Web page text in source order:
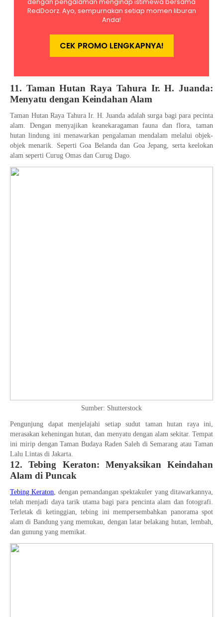
11. Taman Hutan Raya Tahura Ir. H. Juanda:
Menyatu dengan Keindahan Alam
Taman Hutan Raya Tahura Ir. H. Juanda adalah surga bagi para pecinta
alam. Dengan menyajikan keanekaragaman fauna dan flora, taman
hutan lindung ini menawarkan pengalaman mendalam melalui objek-
objek menarik. Seperti Goa Belanda dan Goa Jepang, serta keelokan
alam seperti Curug Omas dan Curug Dago.
Sumber: Shutterstock
Pengunjung dapat menjelajahi setiap sudut taman hutan raya ini,
merasakan keheningan hutan, dan menyatu dengan alam sekitar. Tempat
ini mirip dengan Taman Budaya Raden Saleh di Semarang atau Taman
Lalu Lintas di Jakarta.
12. Tebing Keraton: Menyaksikan Keindahan
Alam di Puncak
Tebing Keraton, dengan pemandangan spektakuler yang ditawarkannya,
telah menjadi daya tarik utama bagi para pencinta alam dan fotografi.
Terletak di ketinggian, tebing ini mempersembahkan panorama spot
alam di Bandung yang memukau, dengan latar belakang hutan, lembah,
dan gunung yang memikat.